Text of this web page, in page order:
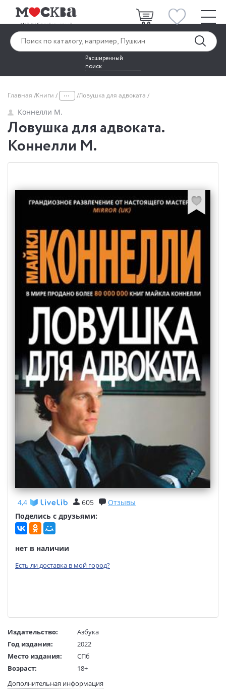
Расширенный
поиск
Главная Книги ... Ловушка для адвоката
Коннелли М.
Ловушка для адвоката.
Коннелли М.
4,4 605
Отзывы
Поделись с друзьями:
нет в наличии
Есть ли доставка в мой город?
Издательство:
Азбука
Год издания:
2022
Место издания:
СПб
Возраст:
18+
Язык текста:
русский
Дополнительная информация